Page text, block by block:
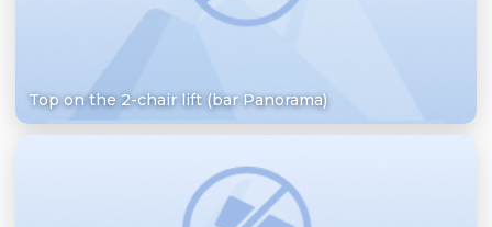
Top on the 2-chair lift (bar Panorama)